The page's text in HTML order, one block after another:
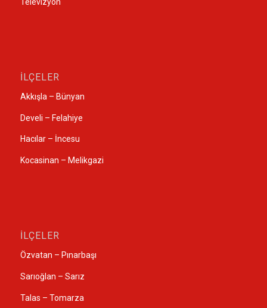
Televizyon
İLÇELER
Akkışla – Bünyan
Develi – Felahiye
Hacılar – İncesu
Kocasinan – Melikgazi
İLÇELER
Özvatan – Pınarbaşı
Sarıoğlan – Sarız
Talas – Tomarza